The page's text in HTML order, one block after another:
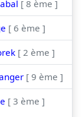
[ 8 ème ]
[ 6 ème ]
[ 2 ème ]
[ 9 ème ]
[ 3 ème ]